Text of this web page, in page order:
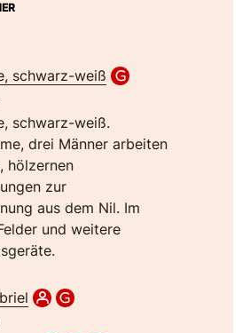
schwarz-weiß
schwarz-weiß.
drei Männer arbeiten
hölzernen
zur
aus dem Nil. Im
und weitere